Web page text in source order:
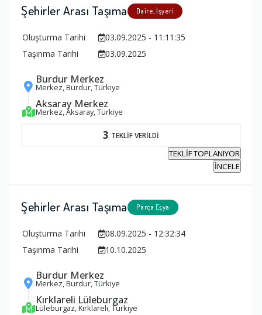
Şehirler Arası Taşıma Daire, İşyeri
Oluşturma Tarihi
03.09.2025 - 11:11:35
Taşınma Tarihi
03.09.2025
Burdur Merkez
Merkez, Burdur, Türkiye
Aksaray Merkez
Merkez, Aksaray, Türkiye
3 TEKLİF VERİLDİ
TEKLİF TOPLANIYOR
İNCELE
Şehirler Arası Taşıma Parça Eşya
Oluşturma Tarihi
08.09.2025 - 12:32:34
Taşınma Tarihi
10.10.2025
Burdur Merkez
Merkez, Burdur, Türkiye
Kırklareli Lüleburgaz
Lüleburgaz, Kırklareli, Türkiye